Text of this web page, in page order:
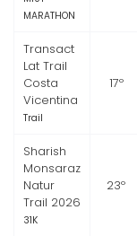
MARATHON
Transact
Lat Trail
Costa
Vicentina
Trail
17º
Sharish
Monsaraz
Natur
Trail 2026
31K
23º